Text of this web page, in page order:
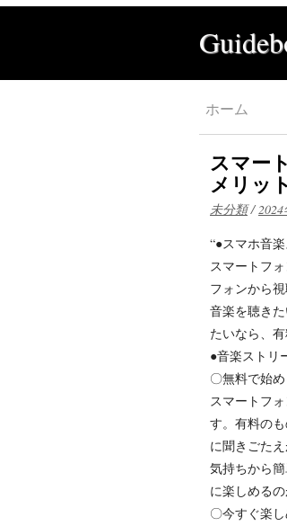
ホーム
スマー
メリッ
未分類 /
“●スマホ音
スマートフ
フォンから
音楽を聴き
たいなら、
●音楽ストリ
〇無料で始
スマートフ
す。有料の
に聞きごた
気持ちから
に楽しめるの
〇今すぐ楽